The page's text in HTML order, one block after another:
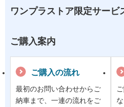
ワンプラストア限定サービ
ご購入案内
ご購入の流れ
最初のお問い合わせからご
納車まで、一連の流れをご